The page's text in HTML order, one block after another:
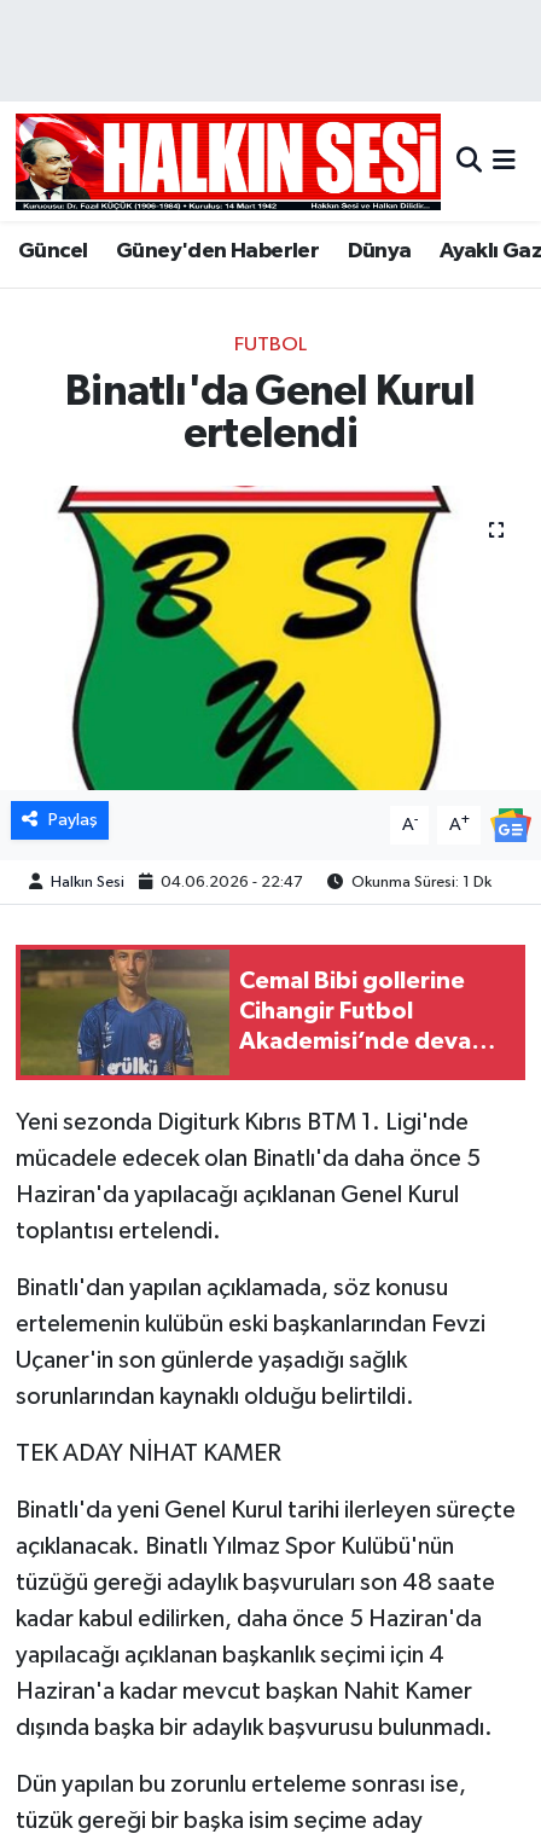
Güncel Güney'den Haberler Dünya Ayaklı
FUTBOL
Binatlı'da Genel Kurul
ertelendi
Paylaş A- A+
Halkın Sesi 04.06.2026 - 22:47 Okunma Süresi: 1 Dk
Cemal Bibi gollerine
Cihangir Futbol
Akademisi’nde devam
Yeni sezonda Digiturk Kıbrıs BTM 1. Ligi'nde
mücadele edecek olan Binatlı'da daha önce 5
Haziran'da yapılacağı açıklanan Genel Kurul
toplantısı ertelendi.
Binatlı'dan yapılan açıklamada, söz konusu
ertelemenin kulübün eski başkanlarından Fevzi
Uçaner'in son günlerde yaşadığı sağlık
sorunlarından kaynaklı olduğu belirtildi.
TEK ADAY NİHAT KAMER
Binatlı'da yeni Genel Kurul tarihi ilerleyen süreçte
açıklanacak. Binatlı Yılmaz Spor Kulübü'nün
tüzüğü gereği adaylık başvuruları son 48 saate
kadar kabul edilirken, daha önce 5 Haziran'da
yapılacağı açıklanan başkanlık seçimi için 4
Haziran'a kadar mevcut başkan Nahit Kamer
dışında başka bir adaylık başvurusu bulunmadı.
Dün yapılan bu zorunlu erteleme sonrası ise,
tüzük gereği bir başka isim seçime aday
Hava Durumu
Trafik Durumu
Son Dakika Haberleri